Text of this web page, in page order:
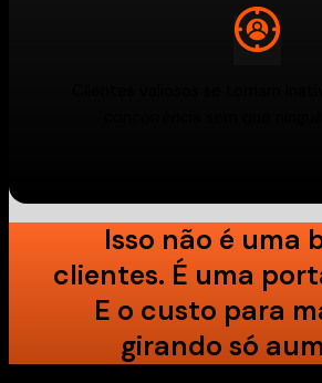
Isso não é uma
clientes. É uma
E o custo para
girando só